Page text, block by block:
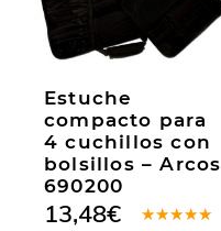
Estuche
compacto para
4 cuchillos con
bolsillos – Arcos
690200
13,48€